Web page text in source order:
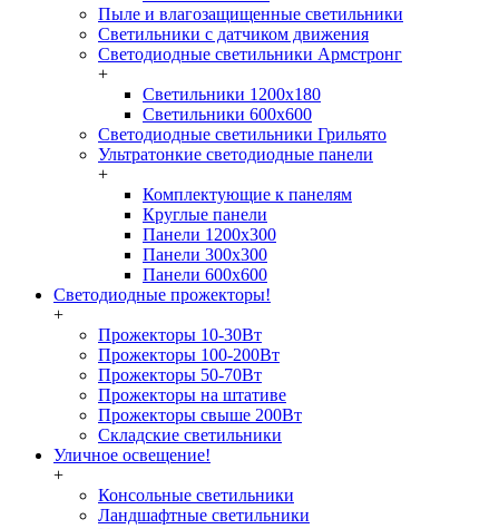
Пыле и влагозащищенные светильники
Светильники с датчиком движения
Светодиодные светильники Армстронг
+
Светильники 1200х180
Светильники 600х600
Светодиодные светильники Грильято
Ультратонкие светодиодные панели
+
Комплектующие к панелям
Круглые панели
Панели 1200х300
Панели 300х300
Панели 600х600
Светодиодные прожекторы!
+
Прожекторы 10-30Вт
Прожекторы 100-200Вт
Прожекторы 50-70Вт
Прожекторы на штативе
Прожекторы свыше 200Вт
Складские светильники
Уличное освещение!
+
Консольные светильники
Ландшафтные светильники